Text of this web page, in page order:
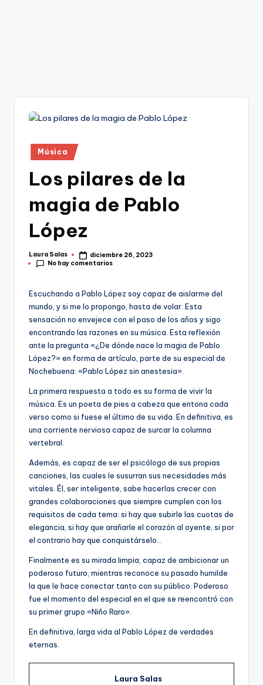
Publicado
en
Música
Los pilares de la
magia de Pablo
López
Publicado
por
Laura Salas
diciembre 26, 2023
No hay comentarios
Escuchando a Pablo López soy capaz de aislarme del
mundo, y si me lo propongo, hasta de volar. Esta
sensación no envejece con el paso de los años y sigo
encontrando las razones en su música. Esta reflexión
ante la pregunta «¿De dónde nace la magia de Pablo
López?» en forma de artículo, parte de su especial de
Nochebuena: «Pablo López sin anestesia».
La primera respuesta a todo es su forma de vivir la
música. Es un poeta de pies a cabeza que entona cada
verso como si fuese el último de su vida. En definitiva, es
una corriente nerviosa capaz de surcar la columna
vertebral.
Además, es capaz de ser el psicólogo de sus propias
canciones, las cuales le susurran sus necesidades más
vitales. Él, ser inteligente, sabe hacerlas crecer con
grandes colaboraciones que siempre cumplen con los
requisitos de cada tema: si hay que subirle las cuotas de
elegancia, si hay que arañarle el corazón al oyente, si por
el contrario hay que conquistárselo…
Finalmente es su mirada limpia, capaz de ambicionar un
poderoso futuro, mientras reconoce su pasado humilde
la que le hace conectar tanto con su público. Poderoso
fue el momento del especial en el que se reencontró con
su primer grupo «Niño Raro».
En definitiva, larga vida al Pablo López de verdades
eternas.
Laura Salas